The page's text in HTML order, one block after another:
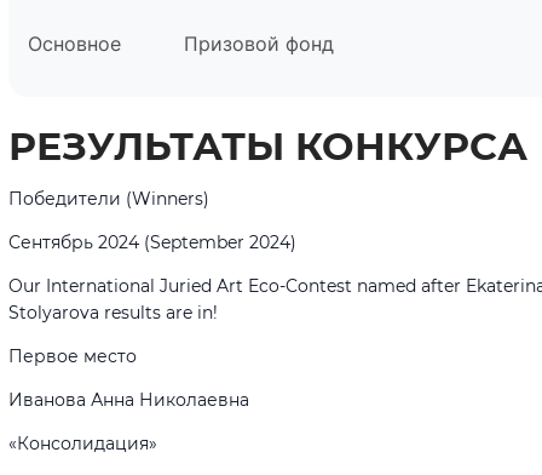
Основное Призовой фонд
РЕЗУЛЬТАТЫ КОНКУРСА
Победители (Winners)
Сентябрь 2024 (September 2024)
Our International Juried Art Eco-Contest named after
Stolyarova results are in!
Первое место
Иванова Анна Николаевна
«Консолидация»